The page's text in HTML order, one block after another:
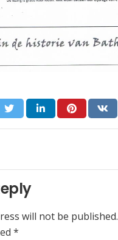
will not be published.
*